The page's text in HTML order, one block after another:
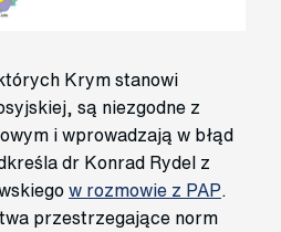
Krym stanowi
są niezgodne z
i wprowadzają w błąd
dr Konrad Rydel z
w rozmowie z PAP
przestrzegające norm